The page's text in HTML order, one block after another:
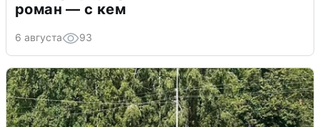
роман — с кем
6 августа 93